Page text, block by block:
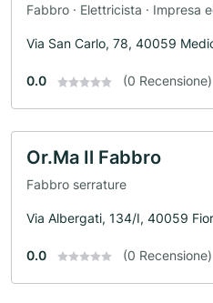
Fabbro · Elettricista · Impresa
Via San Carlo, 78, 40059
0.0 (0 Recensione)
Or.Ma Il Fabbro
Fabbro serrature
Via Albergati, 134/I, 40059
0.0 (0 Recensione)